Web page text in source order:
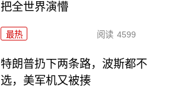
把全世界演懵
最热 阅读 4599
特朗普扔下两条路，波斯都不
选，美军机又被揍